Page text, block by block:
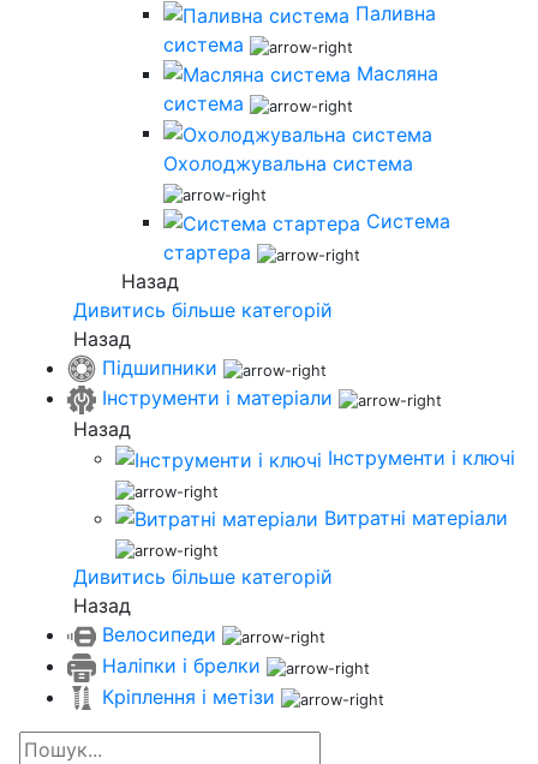
Паливна
система
Масляна
система
Охолоджувальна система
Система
стартера
Назад
Дивитись більше категорій
Назад
Підшипники
Інструменти і матеріали
Назад
Інструменти і ключі
Витратні матеріали
Дивитись більше категорій
Назад
Велосипеди
Наліпки і брелки
Кріплення і метізи